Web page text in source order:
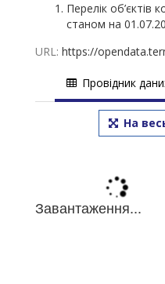
Перелік об’єктів
станом на
URL: https://opendata.ternopilcity.gov.ua/dataset/950edbb0-3520-4cec-
Провідник
На